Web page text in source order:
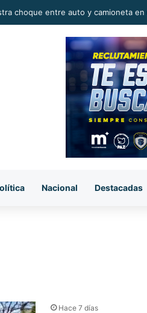
tiene potencial para
Nacional Destacadas
Hace 7 días